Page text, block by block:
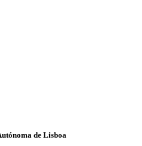
de Lisboa